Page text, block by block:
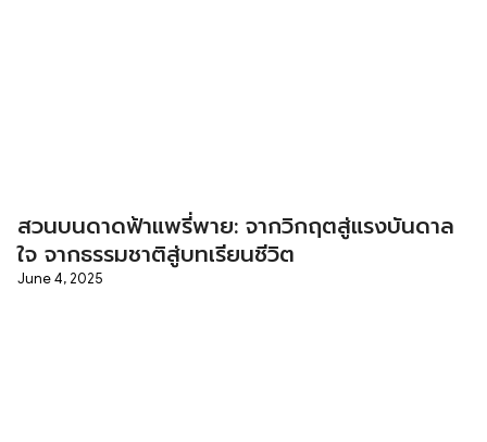
สวนบนดาดฟ้าแพรี่พาย: จากวิกฤตสู่แรงบันดาล
ใจ จากธรรมชาติสู่บทเรียนชีวิต
June 4, 2025